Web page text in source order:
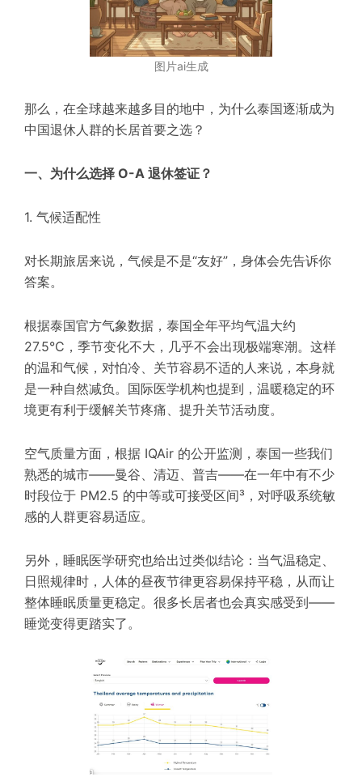
图片ai生成
那么，在全球越来越多目的地中，为什么泰国逐渐成为
中国退休人群的长居首要之选？
一、为什么选择 O-A 退休签证？
1. 气候适配性
对长期旅居来说，气候是不是“友好”，身体会先告诉你
答案。
根据泰国官方气象数据，泰国全年平均气温大约
27.5°C，季节变化不大，几乎不会出现极端寒潮。这样
的温和气候，对怕冷、关节容易不适的人来说，本身就
是一种自然减负。国际医学机构也提到，温暖稳定的环
境更有利于缓解关节疼痛、提升关节活动度。
空气质量方面，根据 IQAir 的公开监测，泰国一些我们
熟悉的城市——曼谷、清迈、普吉——在一年中有不少
时段位于 PM2.5 的中等或可接受区间³，对呼吸系统敏
感的人群更容易适应。
另外，睡眠医学研究也给出过类似结论：当气温稳定、
日照规律时，人体的昼夜节律更容易保持平稳，从而让
整体睡眠质量更稳定。很多长居者也会真实感受到——
睡觉变得更踏实了。